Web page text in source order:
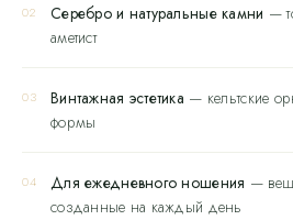
02 Серебро и натуральные камни —
аметист
03 Винтажная эстетика — кельтские
формы
04 Для ежедневного ношения —
созданные на каждый день